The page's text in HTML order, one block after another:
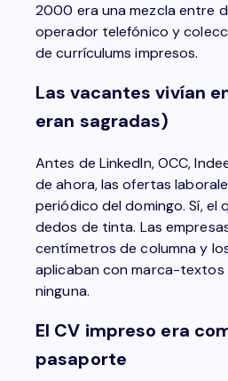
2000 era una mezcla entre
operador telefónico y
de currículums impresos.
Las vacantes vivían
eran sagradas)
Antes de LinkedIn, OCC,
de ahora, las ofertas
periódico del domingo. Sí, el
dedos de tinta. Las
centímetros de columna y
aplicaban con marca-textos
ninguna.
El CV impreso era
pasaporte